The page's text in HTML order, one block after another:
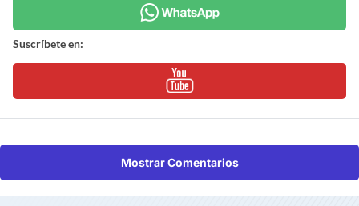
Suscríbete en:
Mostrar Comentarios